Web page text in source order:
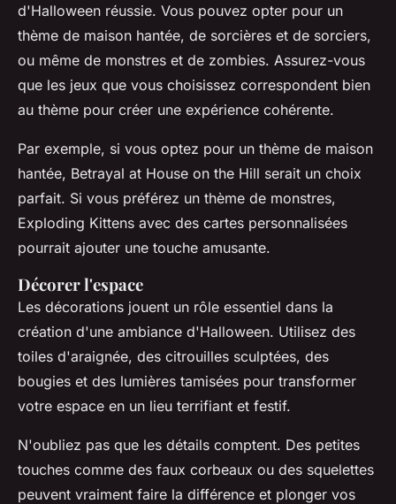
d'Halloween réussie. Vous pouvez opter pour un
thème de maison hantée, de sorcières et de sorciers,
ou même de monstres et de zombies. Assurez-vous
que les jeux que vous choisissez correspondent bien
au thème pour créer une expérience cohérente.
Par exemple, si vous optez pour un thème de maison
hantée, Betrayal at House on the Hill serait un choix
parfait. Si vous préférez un thème de monstres,
Exploding Kittens avec des cartes personnalisées
pourrait ajouter une touche amusante.
Décorer l'espace
Les décorations jouent un rôle essentiel dans la
création d'une ambiance d'Halloween. Utilisez des
toiles d'araignée, des citrouilles sculptées, des
bougies et des lumières tamisées pour transformer
votre espace en un lieu terrifiant et festif.
N'oubliez pas que les détails comptent. Des petites
touches comme des faux corbeaux ou des squelettes
peuvent vraiment faire la différence et plonger vos